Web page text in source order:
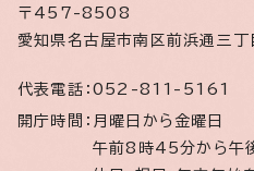
〒457-8508
愛知県名古屋市南区前浜通三
代表電話： 052-811-5161
開庁時間： 月曜日から金曜日
午前8時45分から午